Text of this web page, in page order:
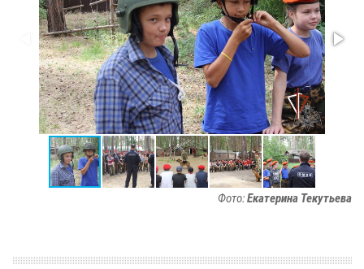
Фото:Екатерина Текутьева